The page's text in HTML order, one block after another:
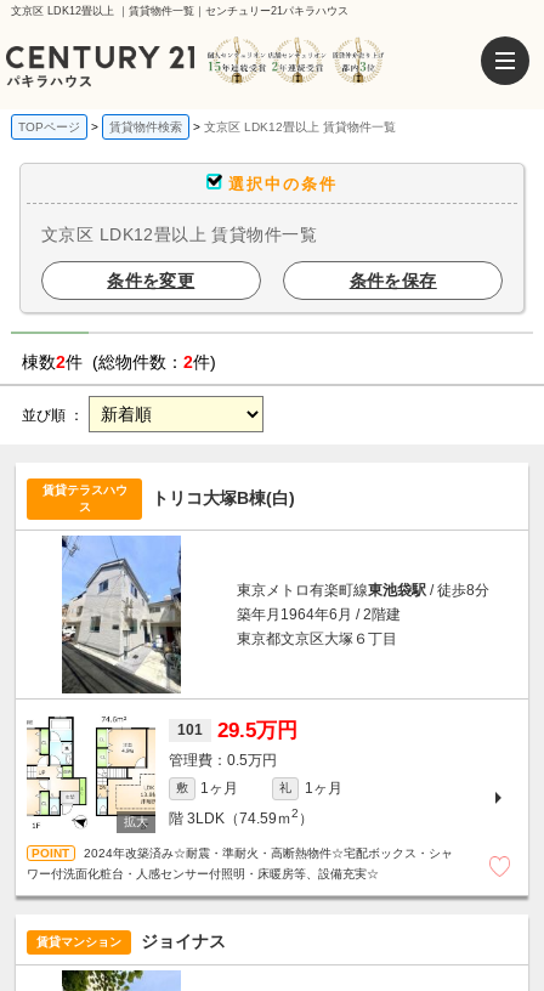
文京区 LDK12畳以上 ｜賃貸物件一覧｜センチュリー21パキラハウス
TOPページ 賃貸物件検索 文京区 LDK12畳以上 賃貸物件一覧
選択中の条件
文京区 LDK12畳以上 賃貸物件一覧
条件を変更 条件を保存
棟数2件 (総物件数： 2件)
並び順 ：
賃貸テラスハウ
ス
トリコ大塚B棟(白)
東京メトロ有楽町線東池袋駅 / 徒歩8分
築年月1964年6月 / 2階建
東京都文京区大塚６丁目
101 29.5万円
0.5万円
敷 1ヶ月 礼
1ヶ月
階 3LDK（74.59ｍ2 ）
2024年改築済み☆耐震・準耐火・高断熱物件☆宅配ボックス・シャ
ワー付洗面化粧台・人感センサー付照明・床暖房等、設備充実☆
賃貸マンション ジョイナス